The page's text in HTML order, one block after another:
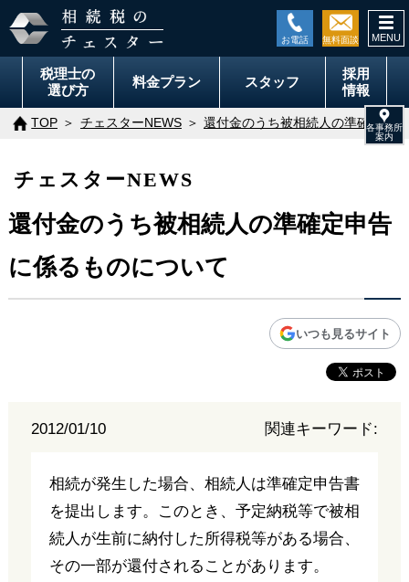
税理士の
選び方
料金プラン スタッフ
採用
情報
TOP チェスターNEWS 還付金のうち被相続人の準確定申
チェスターNEWS
還付金のうち被相続人の準確定申告
に係るものについて
いつも見るサイト
2012/01/10 関連キーワード:
相続が発生した場合、相続人は準確定申告書
を提出します。このとき、予定納税等で被相
続人が生前に納付した所得税等がある場合、
その一部が還付されることがあります。